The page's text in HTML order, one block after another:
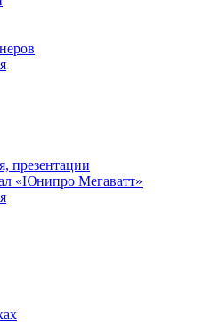
презентации
«Юнипро Мегаватт»